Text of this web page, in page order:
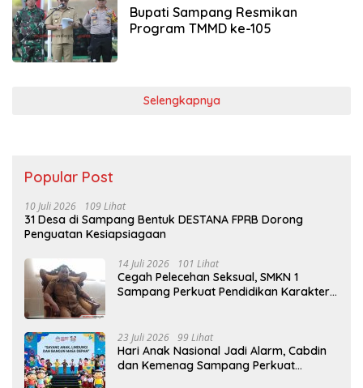
Bupati Sampang Resmikan
Program TMMD ke-105
Selengkapnya
Popular Post
10 Juli 2026 109 Lihat
31 Desa di Sampang Bentuk DESTANA FPRB Dorong
Penguatan Kesiapsiagaan
14 Juli 2026 101 Lihat
Cegah Pelecehan Seksual, SMKN 1
Sampang Perkuat Pendidikan Karakter
23 Juli 2026 99 Lihat
Hari Anak Nasional Jadi Alarm, Cabdin
dan Kemenag Sampang Perkuat